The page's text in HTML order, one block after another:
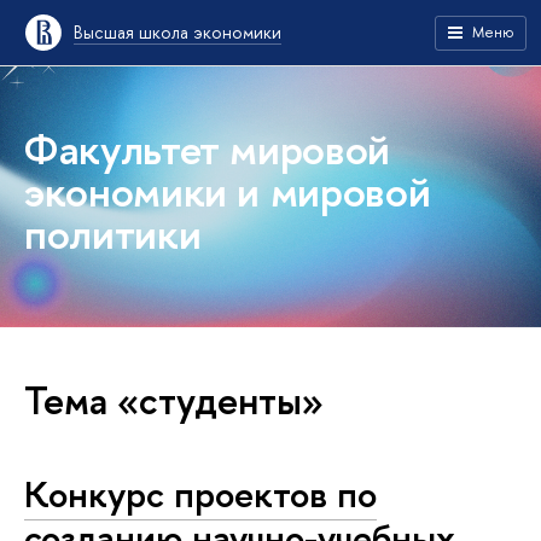
Высшая школа экономики Меню
Факультет мировой
экономики и мировой
политики
Тема «студенты»
Конкурс проектов по